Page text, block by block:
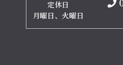
定休日
月曜日、火曜日